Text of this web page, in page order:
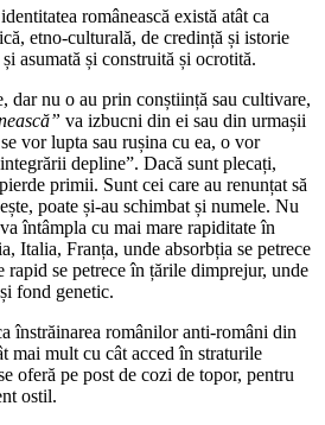
românească există atât ca
etno-culturală, de credință și istorie
asumată și construită și ocrotită.
dar nu o au prin conștiință sau cultivare,
va izbucni din ei sau din urmașii
vor lupta sau rușina cu ea, o vor
depline”. Dacă sunt plecați,
primii. Sunt cei care au renunțat să
poate și-au schimbat și numele. Nu
întâmpla cu mai mare rapiditate în
Italia, Franța, unde absorbția se petrece
se petrece în țările dimprejur, unde
fond genetic.
înstrăinarea românilor anti-români din
mai mult cu cât acced în straturile
oferă pe post de cozi de topor, pentru
ostil.